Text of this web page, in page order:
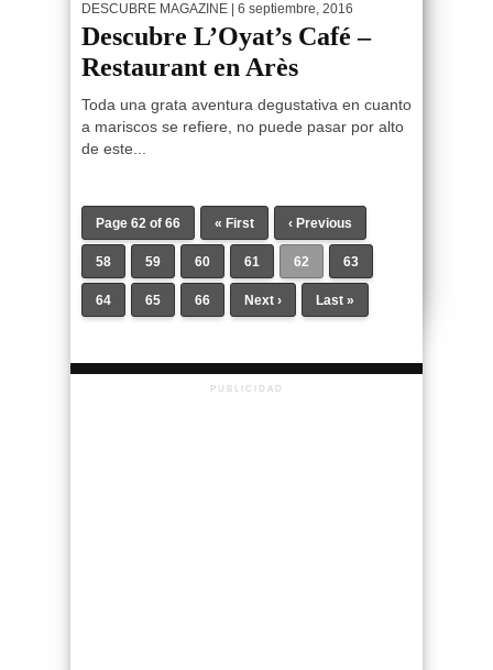
DESCUBRE MAGAZINE | 6 septiembre, 2016
Descubre L’Oyat’s Café –
Restaurant en Arès
Toda una grata aventura degustativa en cuanto
a mariscos se refiere, no puede pasar por alto
de este...
Page 62 of 66 « First ‹ Previous
58 59 60 61 62 63
64 65 66 Next › Last »
PUBLICIDAD